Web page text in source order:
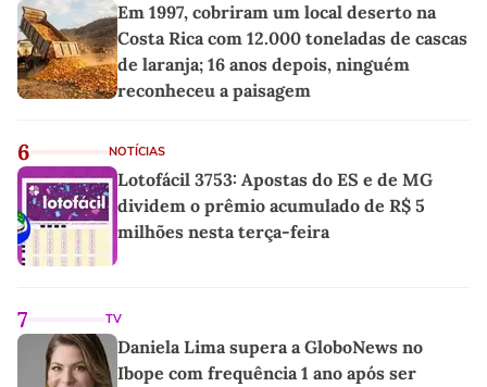
Em 1997, cobriram um local deserto na
Costa Rica com 12.000 toneladas de cascas
de laranja; 16 anos depois, ninguém
reconheceu a paisagem
6 NOTÍCIAS
Lotofácil 3753: Apostas do ES e de MG
dividem o prêmio acumulado de R$ 5
milhões nesta terça-feira
7 TV
Daniela Lima supera a GloboNews no
Ibope com frequência 1 ano após ser